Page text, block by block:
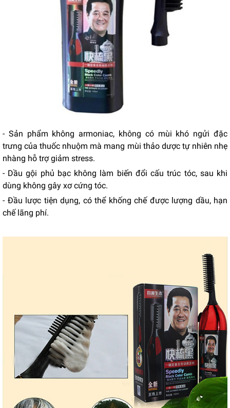
- Sản phẩm không armoniac, không có mùi khó ngửi đặc
trưng của thuốc nhuộm mà mang mùi thảo dược tự nhiên nhẹ
nhàng hỗ trợ giảm stress.
- Dầu gội phủ bạc không làm biến đổi cấu trúc tóc, sau khi
dùng không gây xơ cứng tóc.
- Đầu lược tiện dụng, có thể khống chế được lượng dầu, hạn
chế lãng phí.